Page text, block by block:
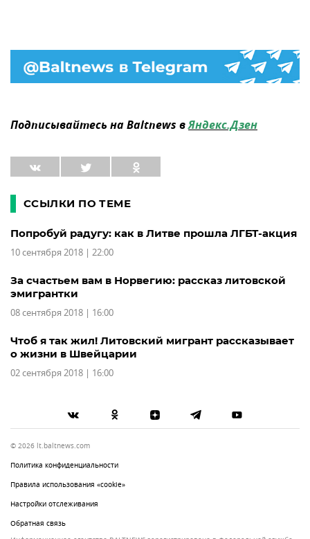
Подписывайтесь на Baltnews вЯндекс.Дзен
ССЫЛКИ ПО ТЕМЕ
Попробуй радугу: как в Литве прошла ЛГБТ-акция
10 сентября 2018 | 22:00
За счастьем вам в Норвегию: рассказ литовской
эмигрантки
08 сентября 2018 | 16:00
Чтоб я так жил! Литовский мигрант рассказывает
о жизни в Швейцарии
02 сентября 2018 | 16:00
© 2026 lt.baltnews.com
Политика конфиденциальности
Правила использования «cookie»
Настройки отслеживания
Обратная связь